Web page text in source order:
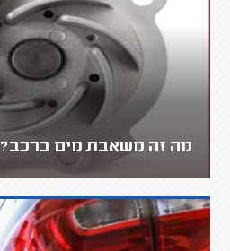
מה זה משאבת מים ברכב?